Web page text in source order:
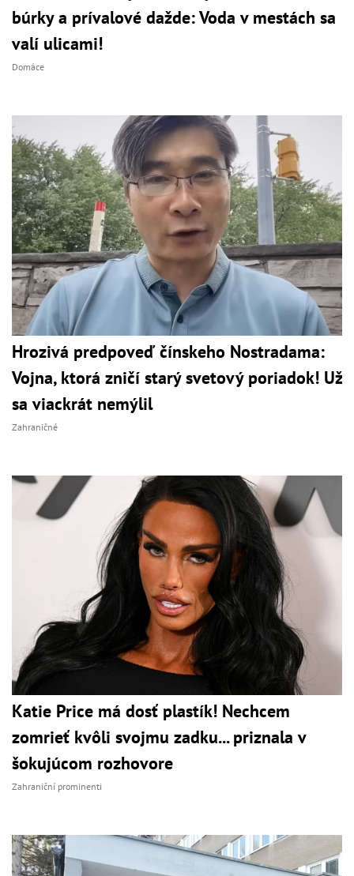
búrky a prívalové dažde: Voda v mestách sa
valí ulicami!
Domáce
Hrozivá predpoveď čínskeho Nostradama:
Vojna, ktorá zničí starý svetový poriadok! Už
sa viackrát nemýlil
Zahraničné
Katie Price má dosť plastík! Nechcem
zomrieť kvôli svojmu zadku... priznala v
šokujúcom rozhovore
Zahraniční prominenti